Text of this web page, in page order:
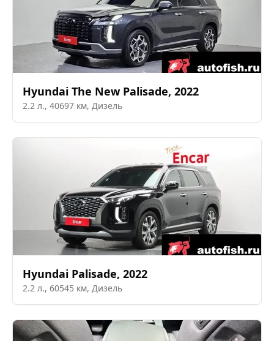
Hyundai The New Palisade, 2022
2.2 л., 40697 км, Дизель
Hyundai Palisade, 2022
2.2 л., 60545 км, Дизель